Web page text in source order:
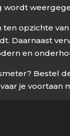
wordt
opzichte
Daarnaast
en
Bestel
je